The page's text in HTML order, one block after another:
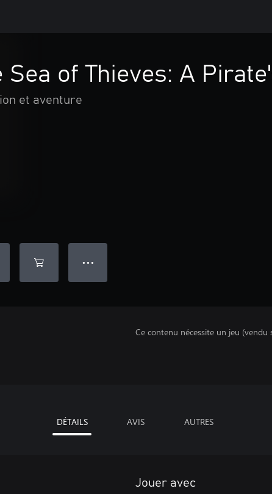
Sea of Thieves: A
et aventure
● ● ●
Ce contenu nécessite un jeu (vendu
DÉTAILS AVIS AUTRES
Jouer avec